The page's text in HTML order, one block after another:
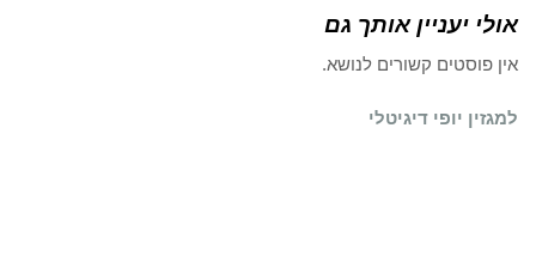
אולי יעניין אותך גם
אין פוסטים קשורים לנושא.
למגזין יופי דיגיטלי